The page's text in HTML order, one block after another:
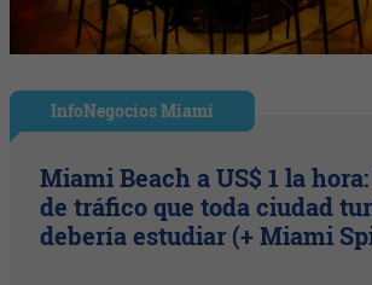
InfoNegocios Miami
Miami Beach a US$ 1 la
de tráfico que toda ciudad
debería estudiar (+ Miami